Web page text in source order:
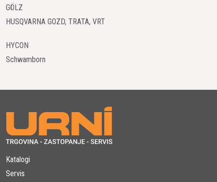
GÖLZ
HUSQVARNA GOZD, TRATA, VRT
HYCON
Schwamborn
Katalogi
Servis